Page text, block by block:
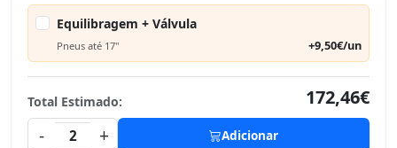
Equilibragem + Válvula
Pneus até 17" +9,50€/un
Total Estimado:
172,46€
-
2 + Adicionar